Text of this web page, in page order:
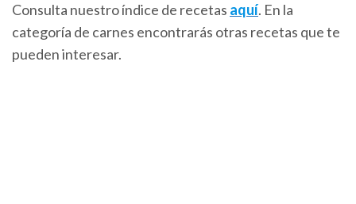
Consulta nuestro índice de recetas aquí. En la
categoría de carnes encontrarás otras recetas que te
pueden interesar.